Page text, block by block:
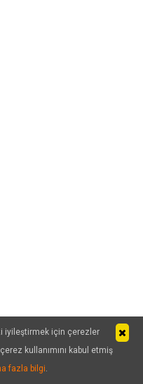
iyileştirmek için çerezler
kullanımını kabul etmiş
fazla bilgi.